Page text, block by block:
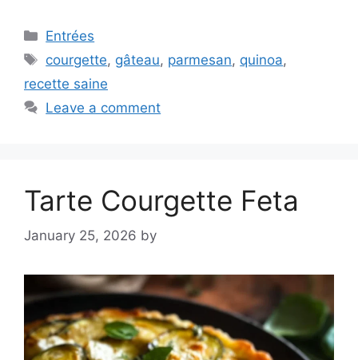
Categories
Entrées
Tags
courgette, gâteau, parmesan, quinoa,
recette saine
Leave a comment
Tarte Courgette Feta
January 25, 2026 by